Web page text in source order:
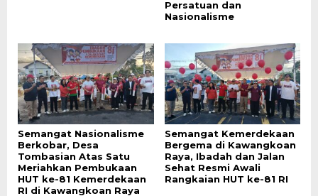
Persatuan dan
Nasionalisme
Semangat Nasionalisme
Berkobar, Desa
Tombasian Atas Satu
Meriahkan Pembukaan
HUT ke-81 Kemerdekaan
RI di Kawangkoan Raya
Semangat Kemerdekaan
Bergema di Kawangkoan
Raya, Ibadah dan Jalan
Sehat Resmi Awali
Rangkaian HUT ke-81 RI